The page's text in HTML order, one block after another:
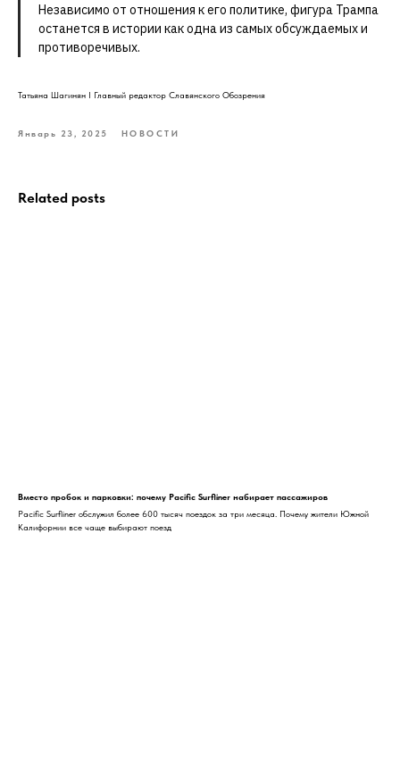
Независимо от отношения к его политике, фигура Трампа
останется в истории как одна из самых обсуждаемых и
противоречивых.
Татьяна Шагинян I Главный редактор Славянского Обозрения
Январь 23, 2025 НОВОСТИ
Related posts
Вместо пробок и парковки: почему Pacific Surfliner набирает пассажиров
Pacific Surfliner обслужил более 600 тысяч поездок за три месяца. Почему жители Южной
Калифорнии все чаще выбирают поезд